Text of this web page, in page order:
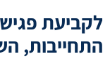
לקביעת
התחייבות,